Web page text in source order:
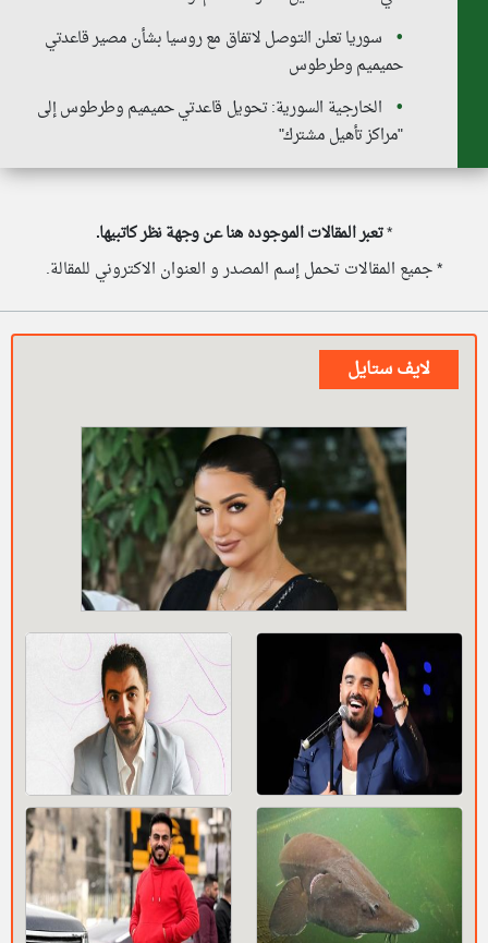
سوريا تعلن التوصل لاتفاق مع روسيا بشأن مصير قاعدتي
حميميم وطرطوس
الخارجية السورية: تحويل قاعدتي حميميم وطرطوس إلى
"مراكز تأهيل مشترك"
*تعبر المقالات الموجوده هنا عن وجهة نظر كاتبيها.
* جميع المقالات تحمل إسم المصدر و العنوان الاكتروني للمقالة.
لايف ستايل